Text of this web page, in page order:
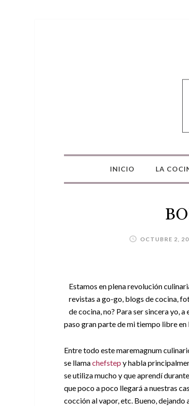
INICIO LA
OCTUBRE 2,
Estamos en plena revolución
revistas a go-go, blogs de cocina,
de cocina, no? Para ser sincera yo,
paso gran parte de mi tiempo libre
Entre todo este maremagnum
se llamachefstep y habla
se utiliza mucho y que aprendí
que poco a poco llegará a nuestras
cocción al vapor, etc. Bueno, dejando